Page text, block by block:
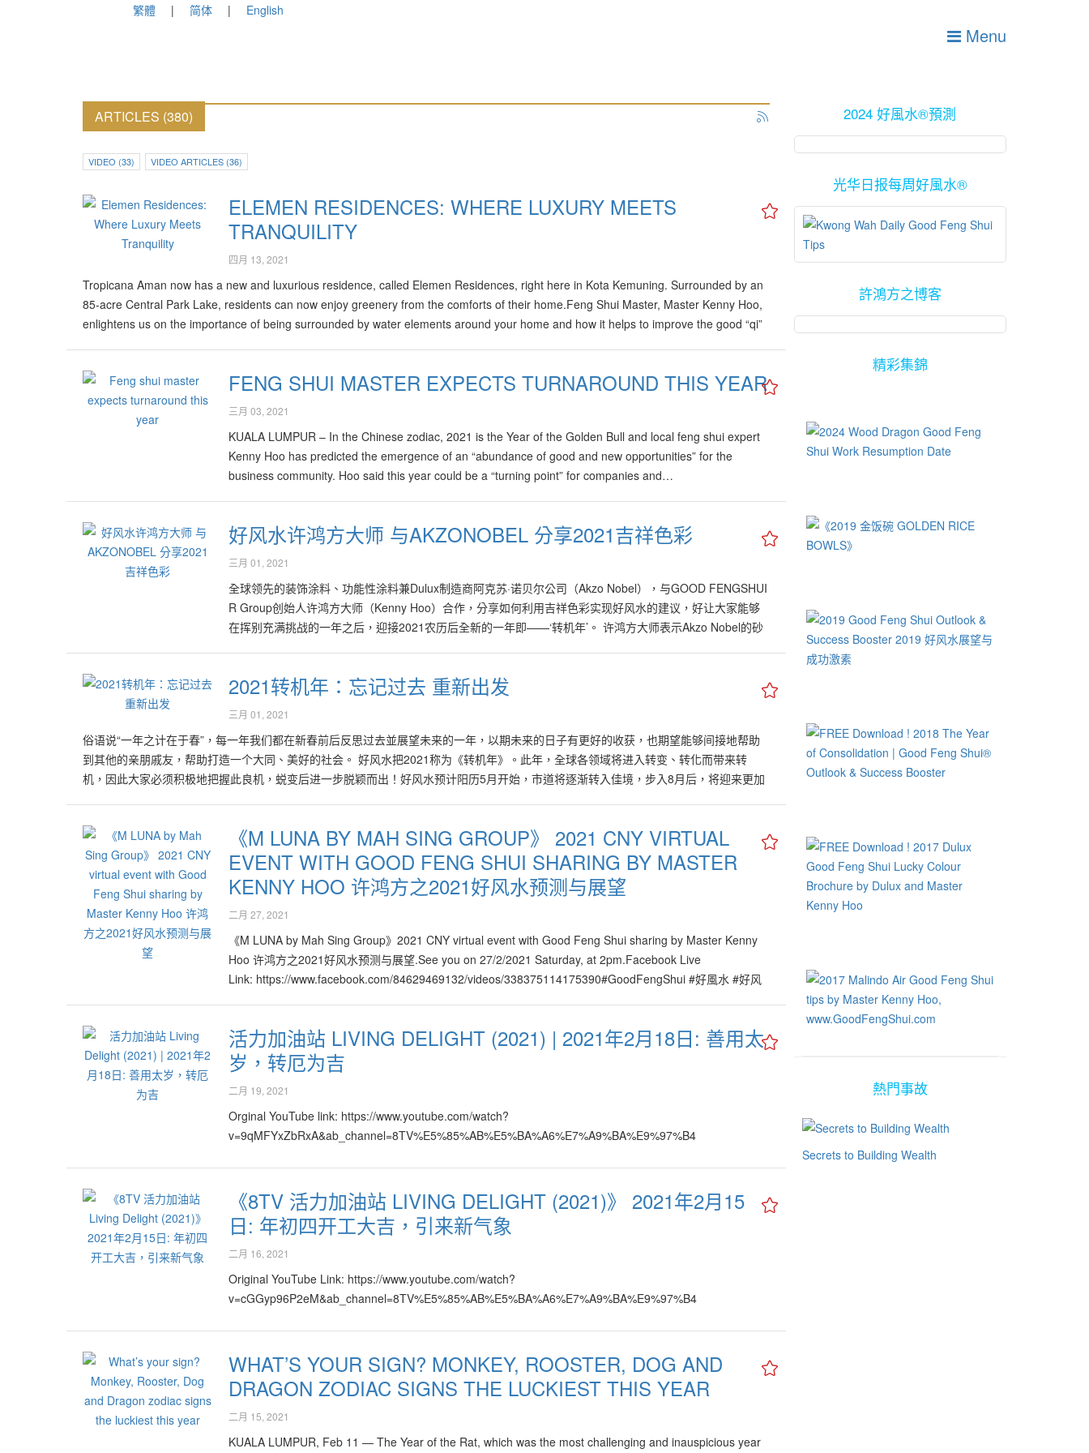
繁體 简体 English
Menu
ARTICLES (380)
VIDEO (33) VIDEO ARTICLES (36)
ELEMEN RESIDENCES: WHERE LUXURY MEETS
TRANQUILITY
四月 13, 2021
Tropicana Aman now has a new and luxurious residence, called Elemen Residences, right here in Kota Kemuning. Surrounded by an
85-acre Central Park Lake, residents can now enjoy greenery from the comforts of their home.Feng Shui Master, Master Kenny Hoo,
enlightens us on the importance of being surrounded by water elements around your home and how it helps to improve the good “qi”
FENG SHUI MASTER EXPECTS TURNAROUND THIS YEAR
三月 03, 2021
KUALA LUMPUR – In the Chinese zodiac, 2021 is the Year of the Golden Bull and local feng shui expert
Kenny Hoo has predicted the emergence of an “abundance of good and new opportunities” for the
business community. Hoo said this year could be a “turning point” for companies and…
好风水许鸿方大师 与AKZONOBEL 分享2021吉祥色彩
三月 01, 2021
全球领先的装饰涂料、功能性涂料兼Dulux制造商阿克苏·诺贝尔公司（Akzo Nobel），与GOOD FENGSHUI
R Group创始人许鸿方大师（Kenny Hoo）合作，分享如何利用吉祥色彩实现好风水的建议，好让大家能够
在挥别充满挑战的一年之后，迎接2021农历后全新的一年即——‘转机年’。 许鸿方大师表示Akzo Nobel的砂
牛年家居风水布局；例如应该避免在房屋和办公室的东南、西南、西北和北方位进行翻新。另一方面，应该
方大师建议大家不妨在房屋的西，南和东北方位墙上涮上Akzo Nobel的砂陶棕色‘Brave Ground’。 许鸿方大
师预测，来到2021年将有好几个行业领域发展得不错包括：医疗，教育，棕榈油，橡胶等，皆与木材和火的
元素有关。 许鸿方大师预测，电子商务如电子、电信行业等皆是2021年里最旺的产业。 Original
Link: https://feminine.com.my/lifestyle/%e5%a5%bd%e9%a3%8e%e6%b0%b4%e8%ae%b8%e9%b8%bf%e6%96%b9%e5%a4%a7%e5%b8%88-
%e4%b8%8eakzonobel-
2021转机年：忘记过去 重新出发
三月 01, 2021
俗语说“一年之计在于春”，每一年我们都在新春前后反思过去並展望未来的一年，以期未来的日子有更好的收获，也期望能够间接地帮助
到其他的亲朋戚友，帮助打造一个大同、美好的社会。 好风水把2021称为《转机年》。此年，全球各领域将进入转变、转化而带来转
机，因此大家必须积极地把握此良机，蜕变后进一步脱颖而出！好风水预计阳历5月开始，市道将逐渐转入佳境，步入8月后，将迎来更加
再使用。也许全世界将以华人自古以来与他人见面寒暄时，“作揖”或拱手为见面动作礼。 百年一遇的世纪大机遇 在此年里大家必须忘切过
去的成功或失败，重要的是如何在此转机年掌握机会！因为过去的成功与失败经验都无法在当下的新世界秩序里提供任何辅助。因为在此
2021转机年里，大家都给予一个非常公平的平台去展现与表现自我的才华、才能以及创意。在这百年一遇的世纪大机遇，在新与旧文化、
技术、风水8运与9运的结合、交替与整合下，一切的不可能都可以化为事实，一切都必须主动地重新开始！ 就像我以2021年度好风水关
键字“转”去预测此年的景象，“车”字的部首代表在此年里人们必定开动车子，将一切在过去一年里被逼停顿下来的工作、生意、学业等都在
今年重新被启动了！许多旧的思维、旧技术甚至许多不管用的教学大纲业绩将被屏除，并加入许多新知识、新科技、新文化等！因此那些
选择仍然在雾里看花，懵懵懂懂地等待他人为自己改变或改善的人，必将落于人后，许多的好机会也容易与他们擦身而过，坐失良机！更
什的是，这些占有大多数的人们与公司也必将在这新世界秩序的大洪流里被淘汰出局！ 优化与智能现有产品 2021年大家必须更加“专”心
在2021年里将有不少高科技的公司与产品即将面对无数来自其他更创新、甚至颠覆行业传统与科技的替代风险。此新局面也意味着科技领
域即将涌现无数新机会，无论是先知先觉或后知后觉者，都能够有机会去表现一番。 在此年里“土”是最重要以及最有影响力的元素，能够
稳定心情，淡淡的砂陶棕色将大行其道。砂陶土棕色的包容与稳定性质也能进一步倡导“大同世界理念“之三赢美好局面。好风水预测在此
年里大多数人对各种人事物都比较有包容心与同理心，大家也无需害怕面对“顺得哥来失嫂意”、类似零和游戏的不完美局面。因此在2021
年众人也有勇气面对改变、能接受对许多在各个领域里的改革与创新，更愿意与他人进一步合作以达到共赢、共享的美好局面，减少互相
对抗的局面。 属火的高科技产品与服务也继续将在2021年里带动全球市场的逐步复苏，在各行各业里我们将见到许多创新与改革的产品
通过高科技的结合与应用，被引领到另一层面进而发展出更大的商机。消费者的购买能力以及消费意愿也在2021年里逐渐升高。那些在过
去做得不够好的人或公司，应该把握这段转机期尽快调整步伐，重新整合、结合以已被打开的新市场。 展望2021金牛年，是最好时机去
放胆改革与结合创新商业的良机。其实全球市场发展的步伐从都没有因为新冠病毒疫情或其他任何因素而停顿下来，反而已经进入重新洗
牌、巩固与以开始转换的阶段。全球在快速地进入大洗牌的“新世界秩序”，中国将继续扮演经济火车头的重要角色，把世界的格局与系统
推回正轨，让全球人民在这百年一遇的大时代里活得更开心自在与富足、共荣、共享、共赢。 属木、火行业商机大 现有的服务与产品将
引入或链接新的创新元素，此年里激发出创意十足、以新科技整合开发、创新领域，产品与服务。我们也将乐见许多个人与公司积极涉入
与本身原有、甚至完全不同的产品与服务，因此各行各业即将百花齐放，各出奇谋以期赢得顾客的青睐。 在2021年里仍然是消费者主导
的市场，然而各种产品与服务的价格预计将上涨。尤其是属木、火的行业将会有更多的商机、一枝独秀！原产品的价格也将有所提升，比
是银与金的价格也乐见在8、9月期间迎来历史新高！银行、金融、股市也在今经年里欣欣向荣、商机重重！ 属水的行业如旅游、交通运
输、航空、船运、物流等将迎来许多新曙光，然而也将面对许多有关当局的新条例，以提升卫生条件、产品与服务素质，因此从事相关业
者必须迎合时代的改变与需求，而不只是一味埋怨，必定能够在该领域里开拓出另一片蓝天! 属土的行业，包挂矿业，房地产等领域将比
较积极以及得到许多来自政府相关部门的支援与引导。 因此在此年里，也许将成为属土的行业如之转捩点，在与适合、甚至以跨领域方式
与他人合作无间，必能在短期里开发出更大的非传统市场。因此在此年里地产行业仍然是买家主导的市场，我们也即将乐见在此年里，将
《M LUNA BY MAH SING GROUP》 2021 CNY VIRTUAL
EVENT WITH GOOD FENG SHUI SHARING BY MASTER
KENNY HOO 许鸿方之2021好风水预测与展望
二月 27, 2021
《M LUNA by Mah Sing Group》2021 CNY virtual event with Good Feng Shui sharing by Master Kenny
Hoo 许鸿方之2021好风水预测与展望.See you on 27/2/2021 Saturday, at 2pm.Facebook Live
Link: https://www.facebook.com/84629469132/videos/338375114175390#GoodFengShui #好風水 #好风
活力加油站 LIVING DELIGHT (2021) | 2021年2月18日: 善用太
岁，转厄为吉
二月 19, 2021
Orginal YouTube link: https://www.youtube.com/watch?
v=9qMFYxZbRxA&ab_channel=8TV%E5%85%AB%E5%BA%A6%E7%A9%BA%E9%97%B4
《8TV 活力加油站 LIVING DELIGHT (2021)》 2021年2月15
日: 年初四开工大吉，引来新气象
二月 16, 2021
Original YouTube Link: https://www.youtube.com/watch?
v=cGGyp96P2eM&ab_channel=8TV%E5%85%AB%E5%BA%A6%E7%A9%BA%E9%97%B4
WHAT’S YOUR SIGN? MONKEY, ROOSTER, DOG AND
DRAGON ZODIAC SIGNS THE LUCKIEST THIS YEAR
二月 15, 2021
KUALA LUMPUR, Feb 11 — The Year of the Rat, which was the most challenging and inauspicious year
2024 好風水®預測
光华日报每周好風水®
許鴻方之博客
精彩集錦
熱門事故
Secrets to Building Wealth